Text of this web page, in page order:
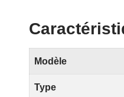
Modèle
Type